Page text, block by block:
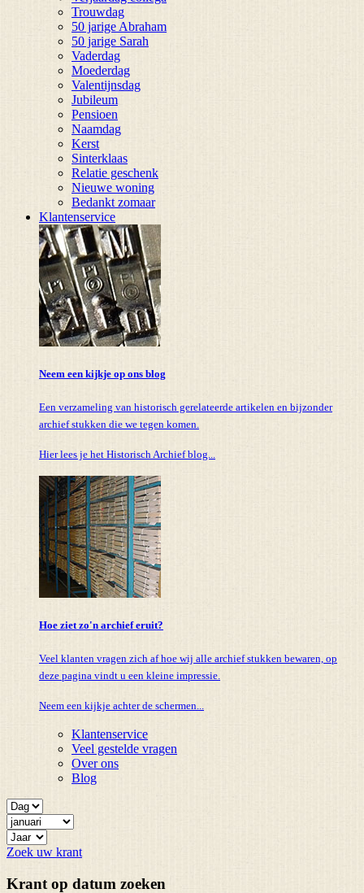
Trouwdag
50 jarige Abraham
50 jarige Sarah
Vaderdag
Moederdag
Valentijnsdag
Jubileum
Pensioen
Naamdag
Kerst
Sinterklaas
Relatie geschenk
Nieuwe woning
Bedankt zomaar
Klantenservice
Neem een kijkje op ons blog
Een verzameling van historisch gerelateerde artikelen en bijzonder
archief stukken die we tegen komen.
Hier lees je het Historisch Archief blog...
Hoe ziet zo'n archief eruit?
Veel klanten vragen zich af hoe wij alle archief stukken bewaren, op
deze pagina vindt u een kleine impressie.
Neem een kijkje achter de schermen...
Klantenservice
Veel gestelde vragen
Over ons
Blog
Zoek uw krant
Krant op datum zoeken